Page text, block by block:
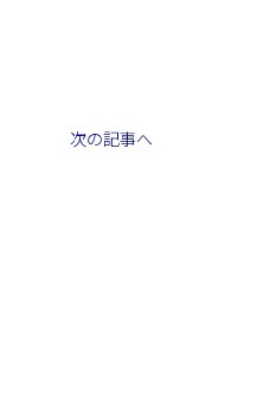
次の記事へ